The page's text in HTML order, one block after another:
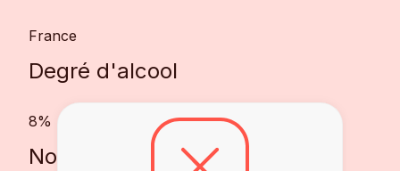
France
Degré d'alcool
8%
Notes de dégustation